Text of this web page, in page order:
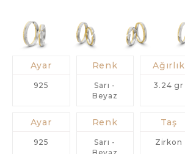
Ayar
925
Renk
Sarı -
Beyaz
Ağırlık
3.24 gr
Ayar
925
Renk
Sarı -
Taş
Zirkon